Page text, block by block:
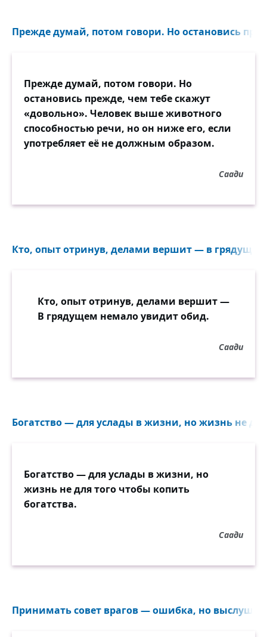
Прежде думай, потом говори. Но остановись
Прежде думай, потом говори. Но
остановись прежде, чем тебе скажут
«довольно». Человек выше животного
способностью речи, но он ниже его, если
употребляет её не должным образом.
Саади
Кто, опыт отринув, делами вершит — в
Кто, опыт отринув, делами вершит —
В грядущем немало увидит обид.
Саади
Богатство — для услады в жизни, но жизнь не
Богатство — для услады в жизни, но
жизнь не для того чтобы копить
богатства.
Саади
Принимать совет врагов — ошибка, но